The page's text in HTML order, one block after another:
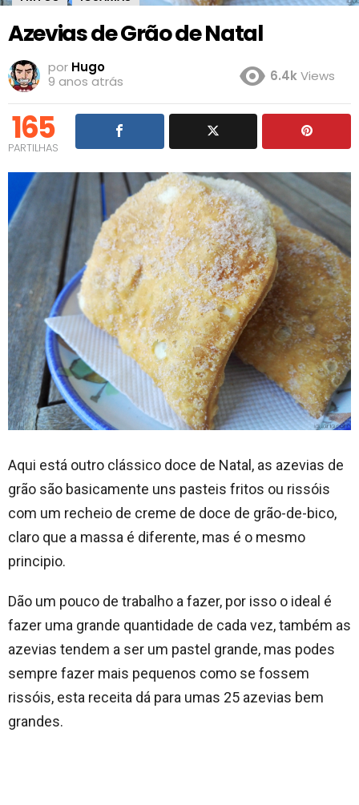
Azevias de Grão de Natal
por Hugo
9 anos atrás
6.4kViews
165
PARTILHAS
Aqui está outro clássico doce de Natal, as azevias de
grão são basicamente uns pasteis fritos ou rissóis
com um recheio de creme de doce de grão-de-bico,
claro que a massa é diferente, mas é o mesmo
principio.
Dão um pouco de trabalho a fazer, por isso o ideal é
fazer uma grande quantidade de cada vez, também as
azevias tendem a ser um pastel grande, mas podes
sempre fazer mais pequenos como se fossem
rissóis, esta receita dá para umas 25 azevias bem
grandes.